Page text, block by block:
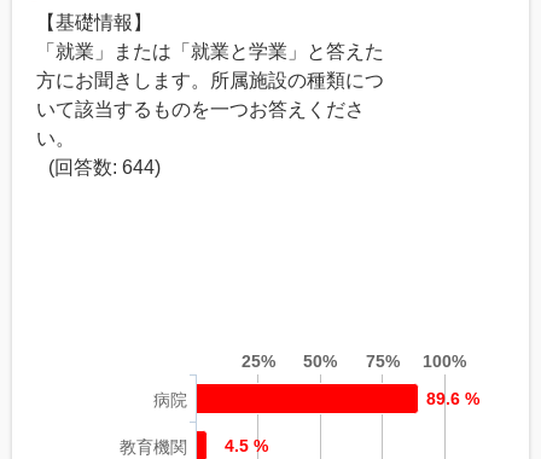
【基礎情報】
「就業」または「就業と学業」と答えた
方にお聞きします。所属施設の種類につ
いて該当するものを一つお答えくださ
い。
(回答数: 644)
25% 50% 75% 100%
病院
教育機関
89.6 %
4.5 %